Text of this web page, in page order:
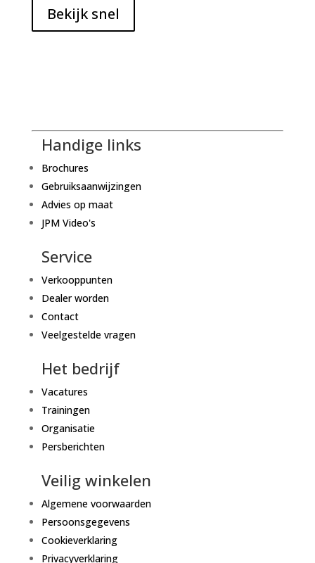
Bekijk snel
Handige links
Brochures
Gebruiksaanwijzingen
Advies op maat
JPM Video's
Service
Verkooppunten
Dealer worden
Contact
Veelgestelde vragen
Het bedrijf
Vacatures
Trainingen
Organisatie
Persberichten
Veilig winkelen
Algemene voorwaarden
Persoonsgegevens
Cookieverklaring
Privacyverklaring